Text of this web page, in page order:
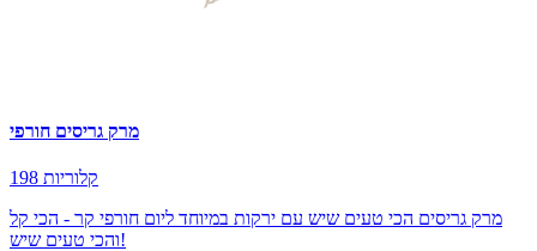
מרק גריסים חורפי
198 קלוריות
מרק גריסים הכי טעים שיש עם ירקות במיוחד ליום חורפי קר - הכי קל
והכי טעים שיש!